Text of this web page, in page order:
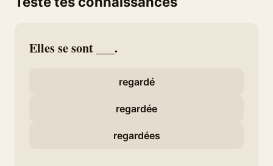
Elles se sont ___.
regardé
regardée
regardées